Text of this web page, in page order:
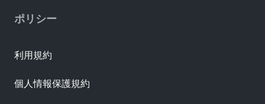
ポリシー
利用規約
個人情報保護規約